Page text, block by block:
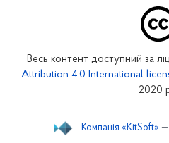
Кіровоградське відділення
Миколаївське відділення
Весь контент доступний за
Attribution 4.0 International
2020
Компанія «KitSoft» —